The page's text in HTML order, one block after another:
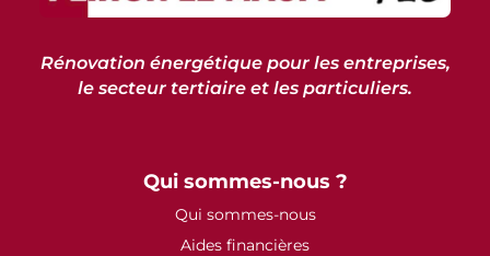
Rénovation énergétique pour les entreprises,
le secteur tertiaire et les particuliers.
Qui sommes-nous ?
Qui sommes-nous
Aides financières